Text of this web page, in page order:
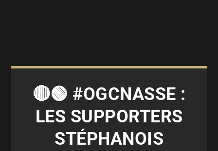
🔴🟢 #OGCNASSE :
LES SUPPORTERS
STÉPHANOIS